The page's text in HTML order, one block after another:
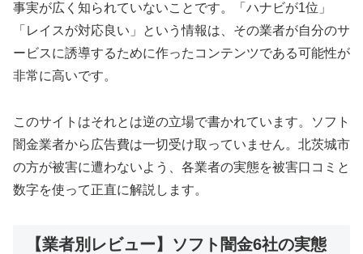
事実が広く知られていないことです。「ハナビが1位」
「レイスが対応良い」という情報は、その業者が自分のサ
ービスに誘導するために作ったコンテンツである可能性が
非常に高いです。
このサイトはそれとは逆の立場で書かれています。ソフト
闇金業者から広告費は一切受け取っていません。北茨城市
の方が被害に遭わないよう、各業者の実態を被害口コミと
数字を使って正直に解説します。
【業者別レビュー】ソフト闇金6社の実態